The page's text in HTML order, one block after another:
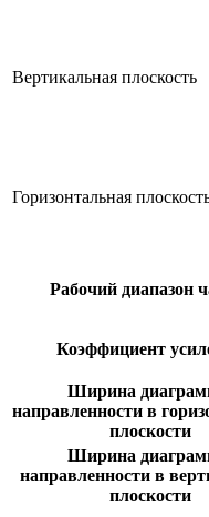
Вертикальная плоскость
Горизонтальная
Рабочий диапазон
Коэффициент
Ширина
направленности в
плоскости
Ширина
направленности в
плоскости